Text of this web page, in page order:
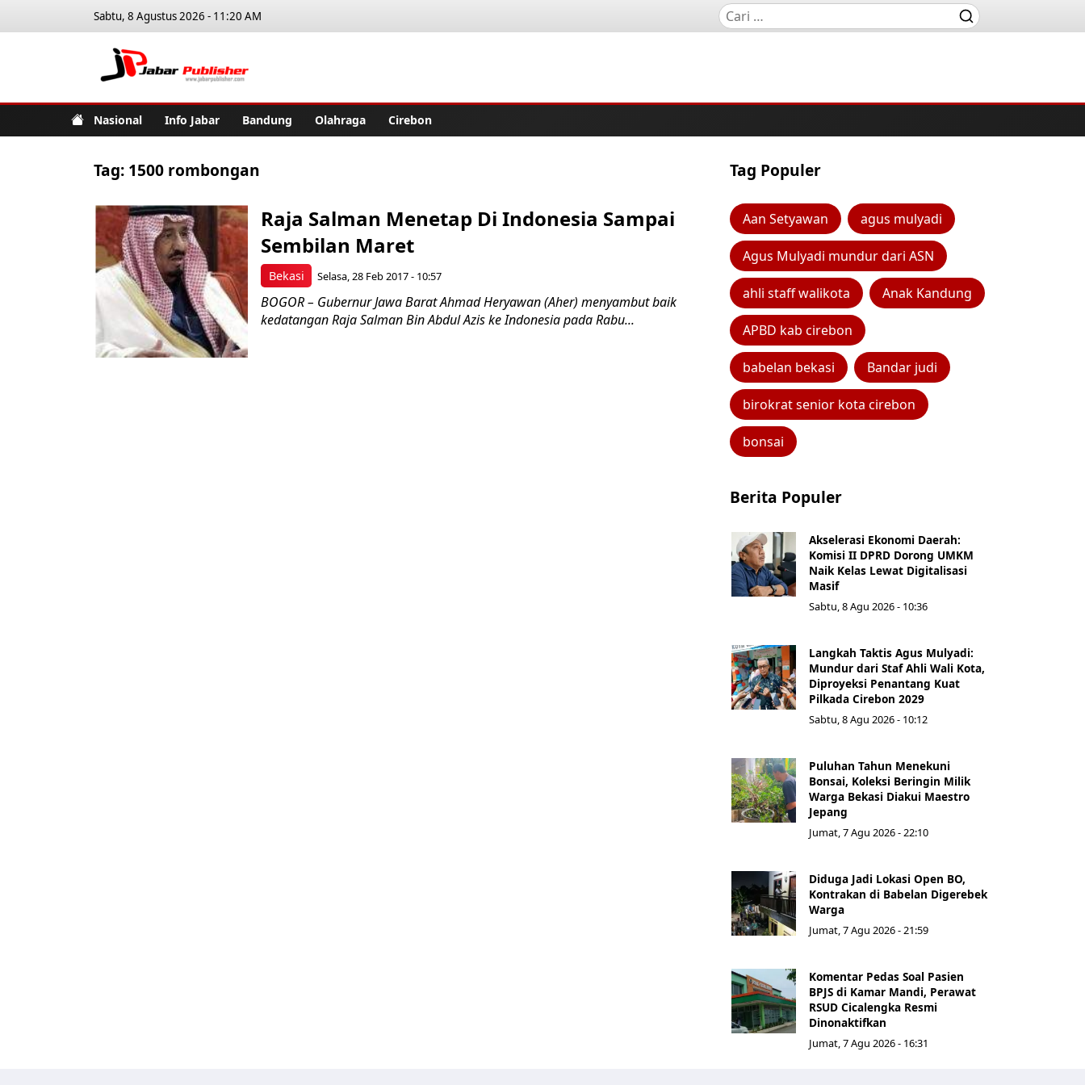
Sabtu, 8 Agustus 2026 - 11:20 AM
Nasional Info Jabar Bandung Olahraga Cirebon
Tag: 1500 rombongan
Bekasi
Raja Salman Menetap Di Indonesia Sampai
Sembilan Maret
Selasa, 28 Feb 2017 - 10:57
BOGOR – Gubernur Jawa Barat Ahmad Heryawan (Aher) menyambut baik
kedatangan Raja Salman Bin Abdul Azis ke Indonesia pada Rabu...
Tag Populer
Aan Setyawan agus mulyadi
Agus Mulyadi mundur dari ASN
ahli staff walikota Anak Kandung
APBD kab cirebon
babelan bekasi Bandar judi
birokrat senior kota cirebon
bonsai
Berita Populer
Akselerasi Ekonomi Daerah:
Komisi II DPRD Dorong UMKM
Naik Kelas Lewat Digitalisasi
Masif
Sabtu, 8 Agu 2026 - 10:36
Langkah Taktis Agus Mulyadi:
Mundur dari Staf Ahli Wali Kota,
Diproyeksi Penantang Kuat
Pilkada Cirebon 2029
Sabtu, 8 Agu 2026 - 10:12
Puluhan Tahun Menekuni
Bonsai, Koleksi Beringin Milik
Warga Bekasi Diakui Maestro
Jepang
Jumat, 7 Agu 2026 - 22:10
Diduga Jadi Lokasi Open BO,
Kontrakan di Babelan Digerebek
Warga
Jumat, 7 Agu 2026 - 21:59
Komentar Pedas Soal Pasien
BPJS di Kamar Mandi, Perawat
RSUD Cicalengka Resmi
Dinonaktifkan
Jumat, 7 Agu 2026 - 16:31